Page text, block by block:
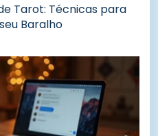
Tarot: Técnicas para
Baralho